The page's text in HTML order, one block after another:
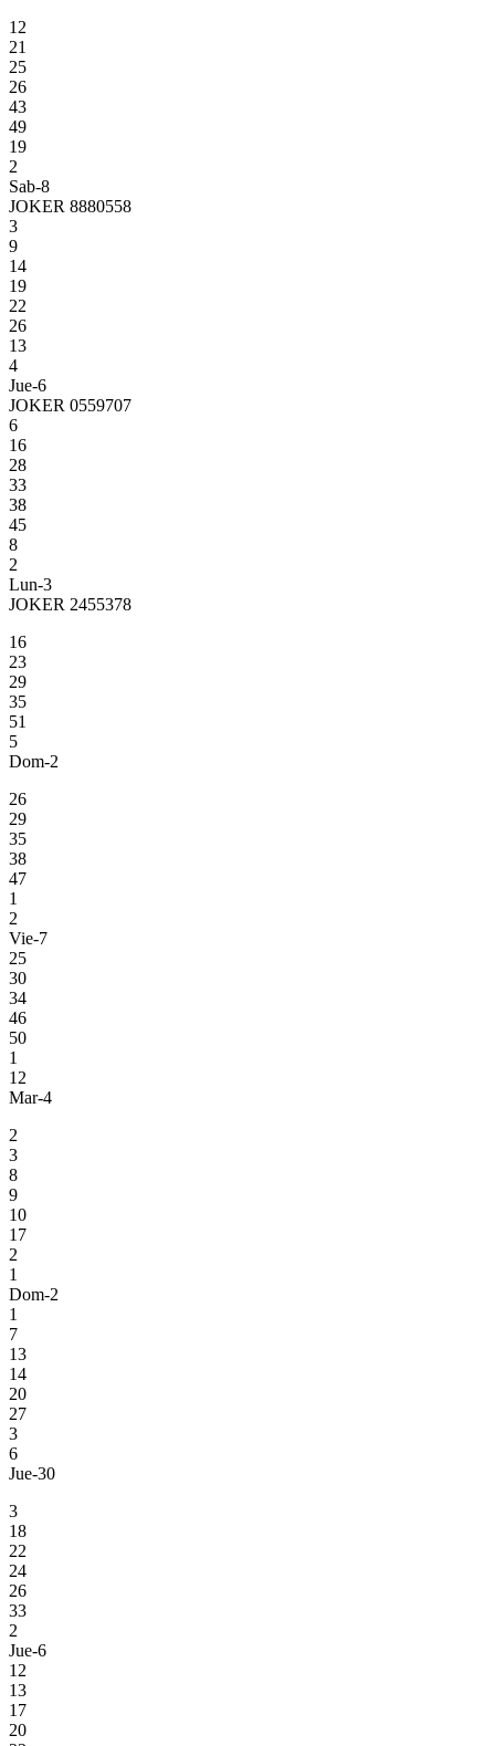
12
21
25
26
43
49
19
2
Sab-8
JOKER 8880558
3
9
14
19
22
26
13
4
Jue-6
JOKER 0559707
6
16
28
33
38
45
8
2
Lun-3
JOKER 2455378
16
23
29
35
51
5
Dom-2
26
29
35
38
47
1
2
Vie-7
25
30
34
46
50
1
12
Mar-4
2
3
8
9
10
17
2
1
Dom-2
1
7
13
14
20
27
3
6
Jue-30
3
18
22
24
26
33
2
Jue-6
12
13
17
20